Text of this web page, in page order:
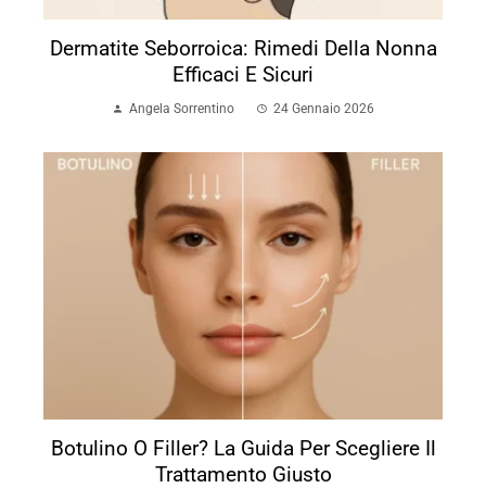
Dermatite Seborroica: Rimedi Della Nonna
Efficaci E Sicuri
Angela Sorrentino 24 Gennaio 2026
Botulino O Filler? La Guida Per Scegliere Il
Trattamento Giusto